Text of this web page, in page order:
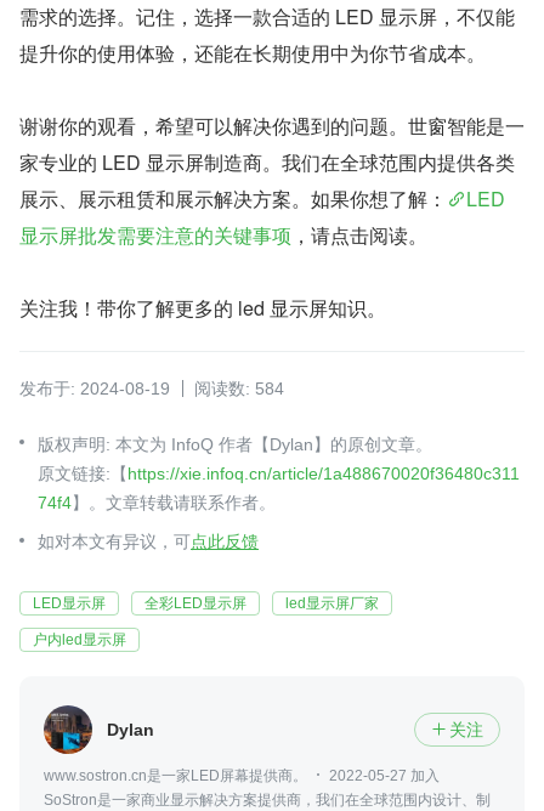
需求的选择。记住，选择一款合适的 LED 显示屏，不仅能
提升你的使用体验，还能在长期使用中为你节省成本。
谢谢你的观看，希望可以解决你遇到的问题。世窗智能是一
家专业的 LED 显示屏制造商。我们在全球范围内提供各类
展示、展示租赁和展示解决方案。如果你想了解：
LED
显示屏批发需要注意的关键事项 ，请点击阅读。
关注我！带你了解更多的 led 显示屏知识。
发布于: 2024-08-19 阅读数: 584
版权声明: 本文为 InfoQ 作者【Dylan】的原创文章。
原文链接:【https://xie.infoq.cn/article/1a488670020f36480c311
74f4】。文章转载请联系作者。
如对本文有异议，可点此反馈
LED显示屏 全彩LED显示屏 led显示屏厂家
户内led显示屏
Dylan  关注
www.sostron.cn是一家LED屏幕提供商。
2022-05-27 加入
SoStron是一家商业显示解决方案提供商，我们在全球范围内设计、制